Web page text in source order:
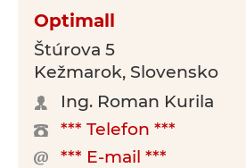
Optimall
Štúrova 5
Kežmarok, Slovensko
Ing. Roman Kurila
*** Telefon ***
*** E-mail ***